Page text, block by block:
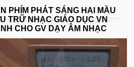
PHÍM PHÁT SÁNG HAI MẦU
TRỮ NHẠC GIÁO DỤC VN
CHO GV DẠY ÂM NHẠC